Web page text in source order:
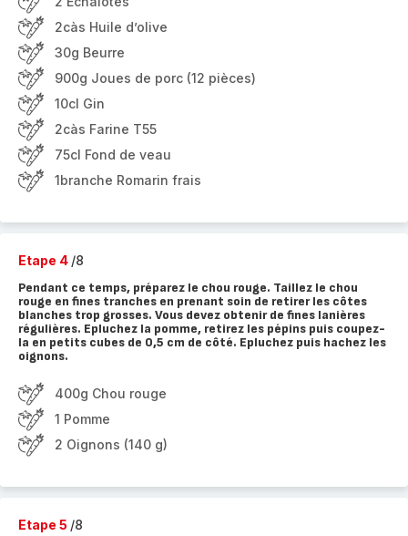
2càs Huile d’olive
30g Beurre
900g Joues de porc (12 pièces)
10cl Gin
2càs Farine T55
75cl Fond de veau
1branche Romarin frais
Etape 4 /8
Pendant ce temps, préparez le chou rouge. Taillez le chou
rouge en fines tranches en prenant soin de retirer les côtes
blanches trop grosses. Vous devez obtenir de fines lanières
régulières. Epluchez la pomme, retirez les pépins puis coupez-
la en petits cubes de 0,5 cm de côté. Epluchez puis hachez les
oignons.
400g Chou rouge
1 Pomme
2 Oignons (140 g)
Etape 5 /8